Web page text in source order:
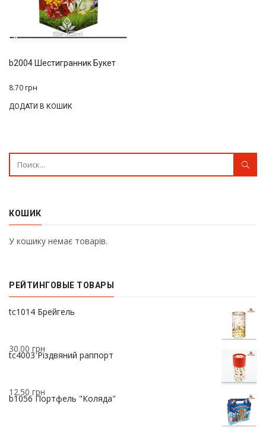
b2004 Шестигранник Букет
8.70 грн
ДОДАТИ В КОШИК
КОШИК
У кошику немає товарів.
РЕЙТИНГОВЫЕ ТОВАРЫ
tc1014 Брейгель
37.00грн
tc4003 Різдвяний раппорт
30.00 грн
b1056 Портфель "Коляда"
12.50 грн